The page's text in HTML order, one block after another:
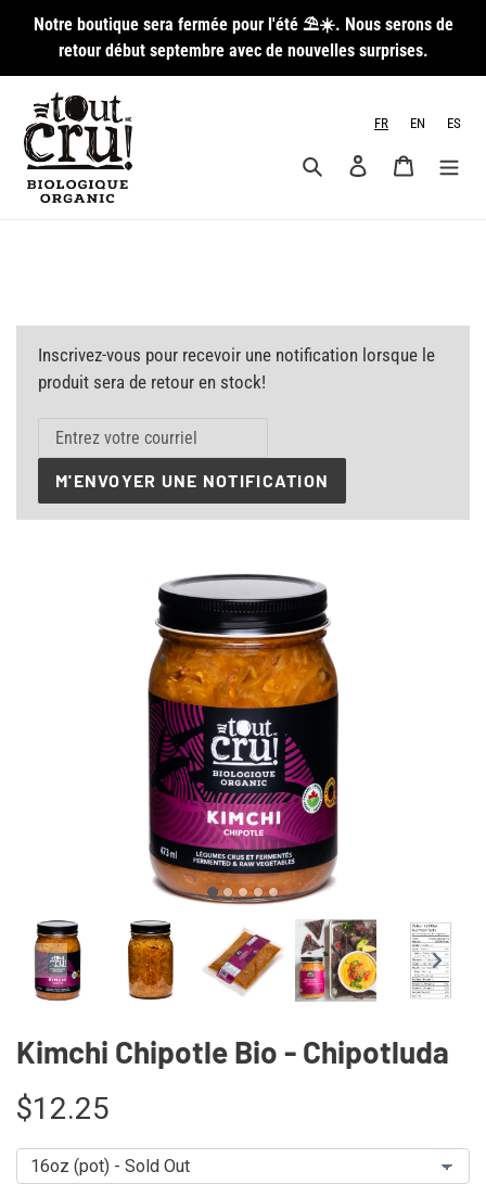
Passer
contenu
Notre boutique sera fermée pour l'été ⛱️☀️. Nous serons de
retour début septembre avec de nouvelles surprises.
FR EN ES
RechercherSe connecter
Panier
Inscrivez-vous pour recevoir une notification lorsque le
produit sera de retour en stock!
M'ENVOYER UNE NOTIFICATION
Kimchi Chipotle Bio - Chipotluda
$12.25